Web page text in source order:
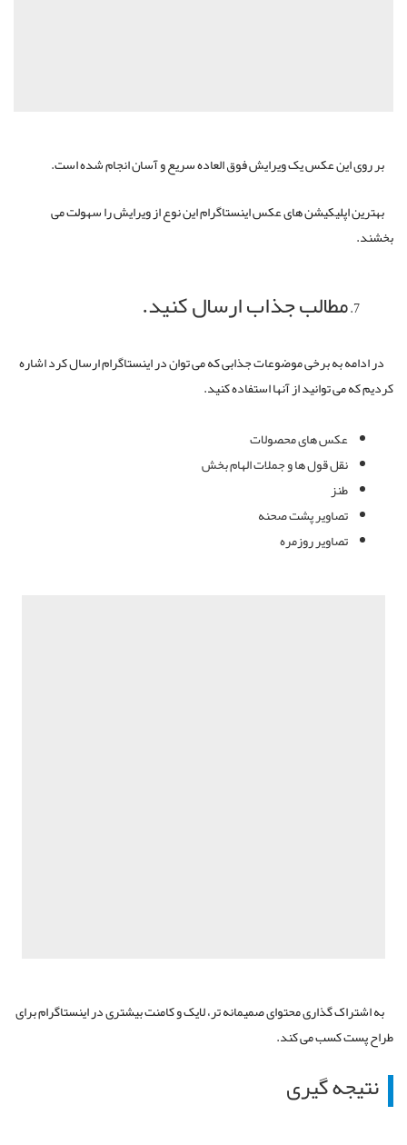
بر روی این عکس یک ویرایش فوق العاده سریع و آسان انجام شده است.
بهترین اپلیکیشن های عکس اینستاگرام این نوع از ویرایش را سهولت می
بخشند.
مطالب جذاب ارسال کنید.
در ادامه به برخی موضوعات جذابی که می توان در اینستاگرام ارسال کرد اشاره
کردیم که می توانید از آنها استفاده کنید.
عکس های محصولات
نقل قول ها و جملات الهام بخش
طنز
تصاویر پشت صحنه
تصاویر روزمره
به اشتراک گذاری محتوای صمیمانه تر، لایک و کامنت بیشتری در اینستاگرام برای
طراح پست کسب می کند.
نتیجه گیری